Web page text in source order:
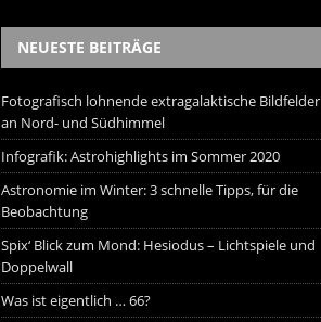
NEUESTE BEITRÄGE
Fotografisch lohnende extragalaktische Bildfelder
an Nord- und Südhimmel
Infografik: Astrohighlights im Sommer 2020
Astronomie im Winter: 3 schnelle Tipps, für die
Beobachtung
Spix‘ Blick zum Mond: Hesiodus – Lichtspiele und
Doppelwall
Was ist eigentlich … 66?